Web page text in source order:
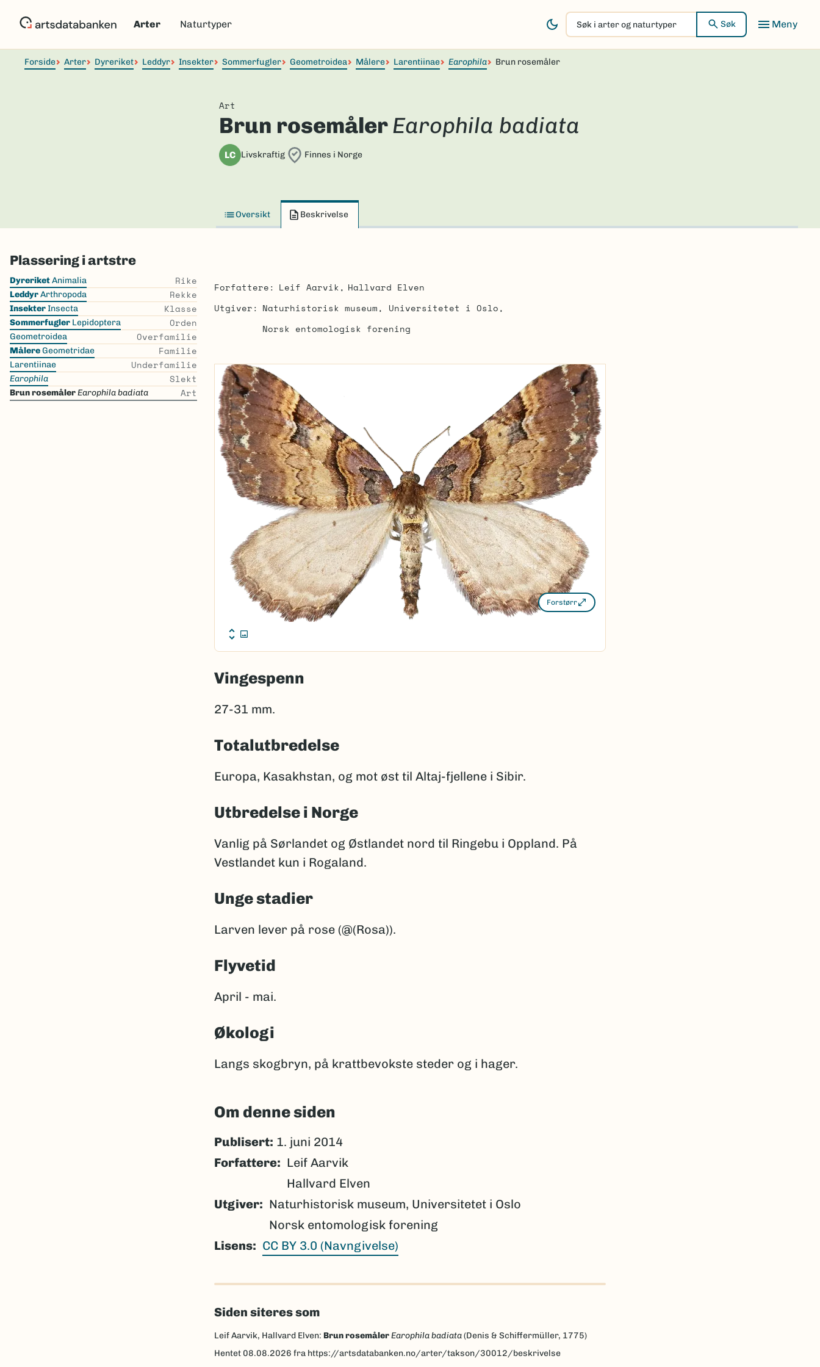
Arter Naturtyper
Søk
i
arter
Søk
Forside Arter Dyreriket Leddyr Insekter Sommerfugler Geometroidea Målere Larentiinae Earophila Brun rosemåler
Art
Brun rosemålerEarophila badiata
LC Livskraftig Finnes i Norge
Oversikt Beskrivelse
Plassering i artstre
Skip
the
list
DyreriketAnimalia Rike
LeddyrArthropoda Rekke
InsekterInsecta Klasse
Sommerfugler Lepidoptera Orden
Geometroidea Overfamilie
MålereGeometridae Familie
Larentiinae Underfamilie
Earophila Slekt
Brun rosemålerEarophila badiata Art
Forfattere Leif Aarvik
Hallvard Elven
Utgiver
Naturhistorisk museum, Universitetet i Oslo
Norsk entomologisk forening
Forstørr
Vingespenn
27-31 mm.
Totalutbredelse
Europa, Kasakhstan, og mot øst til Altaj-fjellene i Sibir.
Utbredelse i Norge
Vanlig på Sørlandet og Østlandet nord til Ringebu i Oppland. På
Vestlandet kun i Rogaland.
Unge stadier
Larven lever på rose (@(Rosa)).
Flyvetid
April - mai.
Økologi
Langs skogbryn, på krattbevokste steder og i hager.
Om denne siden
Publisert: 1. juni 2014
Forfattere
Leif Aarvik
Hallvard Elven
Utgiver
Naturhistorisk museum, Universitetet i Oslo
Norsk entomologisk forening
Lisens
CC BY 3.0 (Navngivelse)
Siden siteres som
Leif Aarvik, Hallvard Elven: Brun rosemålerEarophila badiata(Denis & Schiffermüller, 1775)
Hentet 08.08.2026 fra https://artsdatabanken.no/arter/takson/30012/beskrivelse